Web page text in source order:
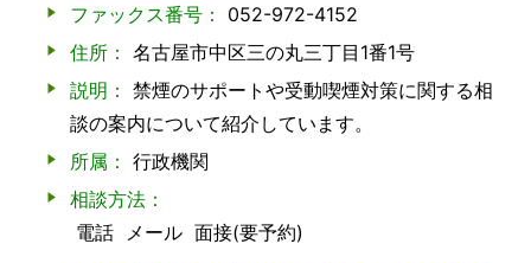
ファックス番号：
052-972-4152
住所： 名古屋市中区三の丸三丁目1番1号
説明： 禁煙のサポートや受動喫煙対策に関する相
談の案内について紹介しています。
所属： 行政機関
相談方法：
電話
メール 面接(要予約)